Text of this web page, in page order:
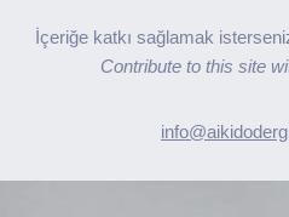
İçeriğe katkı sağlamak
Contribute to this site